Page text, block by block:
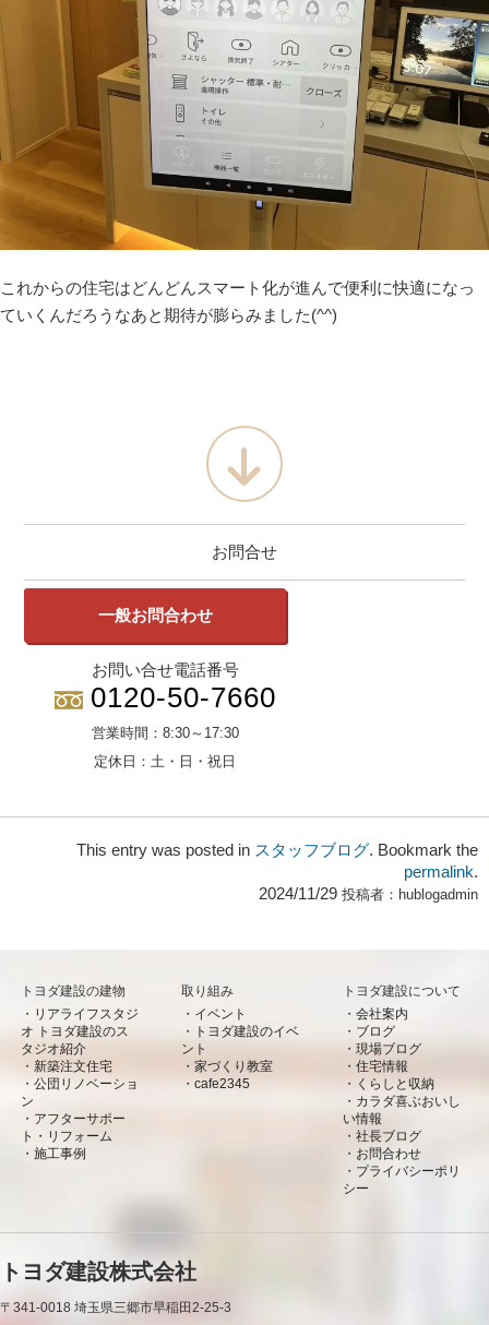
これからの住宅はどんどんスマート化が進んで便利に快適になっ
ていくんだろうなあと期待が膨らみました(^^)
お問合せ
一般お問合わせ
お問い合せ電話番号
0120-50-7660
営業時間： 8:30～17:30
定休日： 土・日・祝日
This entry was posted in スタッフブログ. Bookmark the
permalink.
2024/11/29 投稿者： hublogadmin
トヨダ建設の建物
リアライフスタジ
オ トヨダ建設のス
タジオ紹介
新築注文住宅
公団リノベーショ
ン
アフターサポー
ト・リフォーム
施工事例
取り組み
イベント
トヨダ建設のイベ
ント
家づくり教室
cafe2345
トヨダ建設について
会社案内
ブログ
現場ブログ
住宅情報
くらしと収納
カラダ喜ぶおいし
い情報
社長ブログ
お問合わせ
プライバシーポリ
シー
トヨダ建設株式会社
〒341-0018 埼玉県三郷市早稲田2-25-3